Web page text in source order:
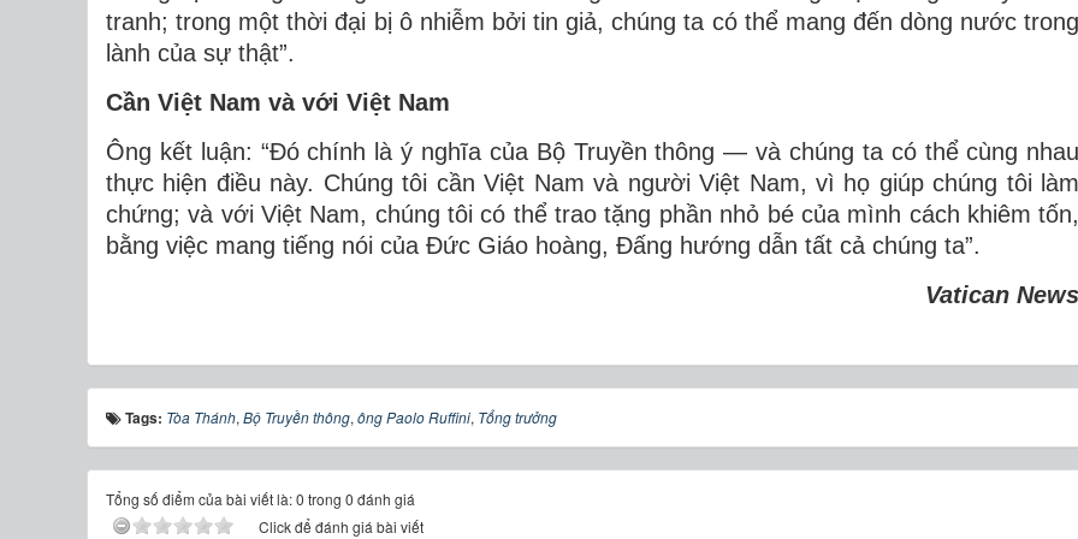
tranh; trong một thời đại bị ô nhiễm bởi tin giả, chúng ta có thể mang đến dòng nước trong
lành của sự thật”.
Cần Việt Nam và với Việt Nam
Ông kết luận: “Đó chính là ý nghĩa của Bộ Truyền thông — và chúng ta có thể cùng nhau
thực hiện điều này. Chúng tôi cần Việt Nam và người Việt Nam, vì họ giúp chúng tôi làm
chứng; và với Việt Nam, chúng tôi có thể trao tặng phần nhỏ bé của mình cách khiêm tốn,
bằng việc mang tiếng nói của Đức Giáo hoàng, Đấng hướng dẫn tất cả chúng ta”.
Vatican News
Tags: Tòa Thánh, Bộ Truyền thông, ông Paolo Ruffini, Tổng trưởng
Tổng số điểm của bài viết là: 0 trong 0 đánh giá
Click để đánh giá bài viết